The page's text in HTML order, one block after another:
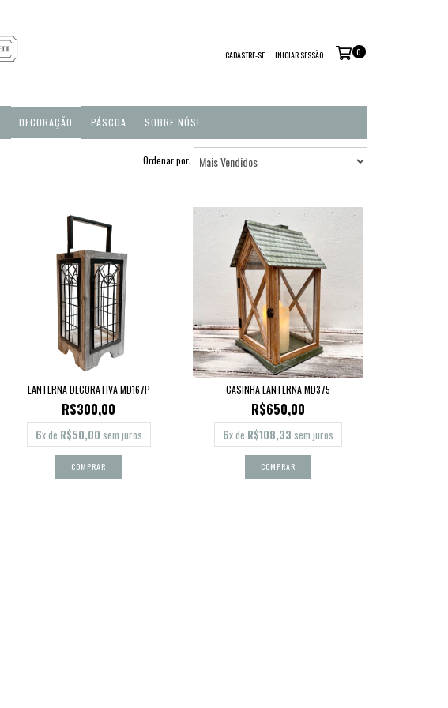
CADASTRE-SE INICIAR SESSÃO 0
DECORAÇÃO PÁSCOA SOBRE NÓS!
Ordenar por:
LANTERNA DECORATIVA MD167P
R$300,00
6x de R$50,00 sem juros
CASINHA LANTERNA MD375
R$650,00
6x de R$108,33 sem juros